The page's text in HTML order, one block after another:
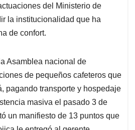
del Ministerio de
la institucionalidad que ha
de confort.
Asamblea nacional de
de pequeños cafeteros que
pagando transporte y hospedaje
masiva el pasado 3 de
un manifiesto de 13 puntos que